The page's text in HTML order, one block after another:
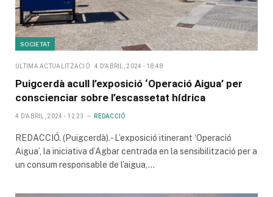
SOCIETAT
ULTIMA ACTUALITZACIÓ 4 D'ABRIL, 2024 - 18:48
Puigcerdà acull l’exposició ‘Operació Aigua’ per
conscienciar sobre l’escassetat hídrica
4 D'ABRIL, 2024 - 12:23 REDACCIÓ
REDACCIÓ. (Puigcerdà).- L’exposició itinerant ‘Operació
Aigua’, la iniciativa d’Agbar centrada en la sensibilització per a
un consum responsable de l’aigua,…